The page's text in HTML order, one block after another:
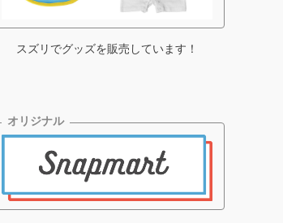
スズリでグッズを販売しています！